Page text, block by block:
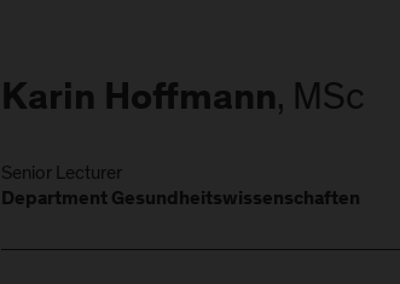
Karin Hoffmann, MSc
Senior Lecturer
Department Gesundheitswissenschaften